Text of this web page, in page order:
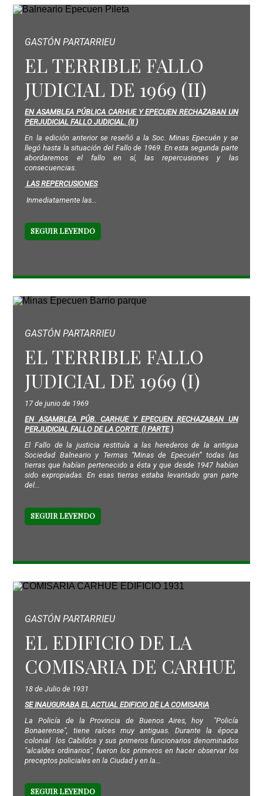
GASTÓN PARTARRIEU
EL TERRIBLE FALLO
JUDICIAL DE 1969 (II)
EN ASAMBLEA PÚBLICA CARHUE Y EPECUEN RECHAZABAN UN
PERJUDICIAL FALLO JUDICIAL. (II )
En la edición anterior se reseñó a la Soc. Minas Epecuén y se
llegó hasta la situación del Fallo de 1969. En esta segunda parte
abordaremos el fallo en sí, las repercusiones y las
consecuencias.
LAS REPERCUSIONES
Inmediatamente las...
SEGUIR LEYENDO
GASTÓN PARTARRIEU
EL TERRIBLE FALLO
JUDICIAL DE 1969 (I)
17 de junio de 1969
EN ASAMBLEA PÚB. CARHUE Y EPECUEN RECHAZABAN UN
PERJUDICIAL FALLO DE LA CORTE (I PARTE )
El Fallo de la justicia restituía a las herederos de la antigua
Sociedad Balneario y Termas “Minas de Epecuén” todas las
tierras que habían pertenecido a ésta y que desde 1947 habían
sido expropiadas. En esas tierras estaba levantado gran parte
del...
SEGUIR LEYENDO
GASTÓN PARTARRIEU
EL EDIFICIO DE LA
COMISARIA DE CARHUE
18 de Julio de 1931
SE INAUGURABA EL ACTUAL EDIFICIO DE LA COMISARIA
La Policía de la Provincia de Buenos Aires, hoy "Policía
Bonaerense", tiene raíces muy antiguas. Durante la época
colonial los Cabildos y sus primeros funcionarios denominados
"alcaldes ordinarios", fueron los primeros en hacer observar los
preceptos policiales en la Ciudad y en la...
SEGUIR LEYENDO